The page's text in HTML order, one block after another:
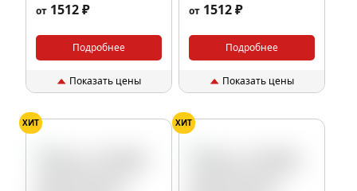
от 1512 ₽
Подробнее
Показать цены
от 1512 ₽
Подробнее
Показать цены
ХИТ ХИТ